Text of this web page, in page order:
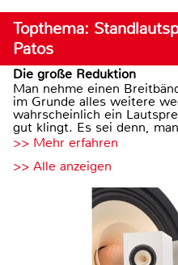
Topthema:
Patos
Die große Reduktion
Man nehme einen
im Grunde alles weitere
wahrscheinlich ein
gut klingt. Es sei denn,
>> Mehr erfahren
>> Alle anzeigen